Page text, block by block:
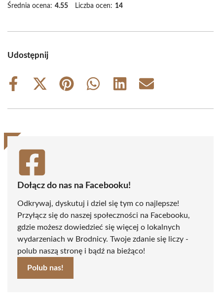
Średnia ocena: 4.55 Liczba ocen: 14
Udostępnij
Share
Share
(Twitter)
Share
Share
Share
Share
Dołącz do nas na Facebooku!
Odkrywaj, dyskutuj i dziel się tym co najlepsze!
Przyłącz się do naszej społeczności na Facebooku,
gdzie możesz dowiedzieć się więcej o lokalnych
wydarzeniach w Brodnicy. Twoje zdanie się liczy -
polub naszą stronę i bądź na bieżąco!
Polub nas!